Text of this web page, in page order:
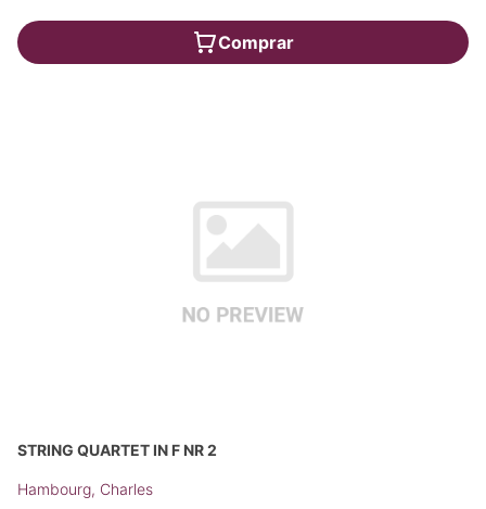
Comprar
STRING QUARTET IN F NR 2
Hambourg, Charles